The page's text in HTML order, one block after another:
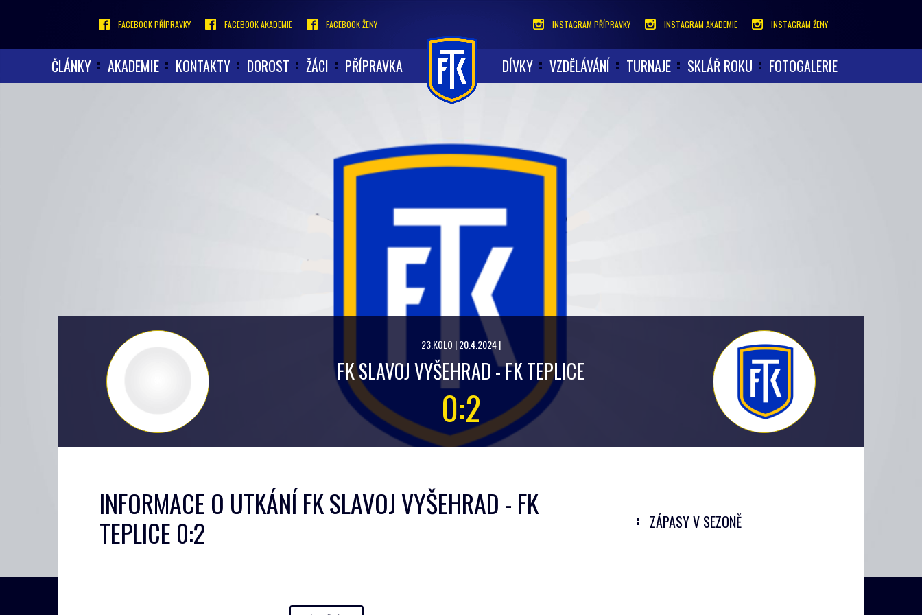
FACEBOOK PŘÍPRAVKY FACEBOOK AKADEMIE FACEBOOK ŽENY INSTAGRAM PŘÍPRAVKY INSTAGRAM AKADEMIE INSTAGRAM ŽENY
ČLÁNKY AKADEMIE KONTAKTY DOROST ŽÁCI PŘÍPRAVKA DÍVKY VZDĚLÁVÁNÍ TURNAJE SKLÁŘ ROKU FOTOGALERIE
23.KOLO | 20.4.2024 |
FK SLAVOJ VYŠEHRAD - FK TEPLICE
0:2
INFORMACE O UTKÁNÍ FK SLAVOJ VYŠEHRAD - FK
TEPLICE 0:2
ZÁPASY V SEZONĚ